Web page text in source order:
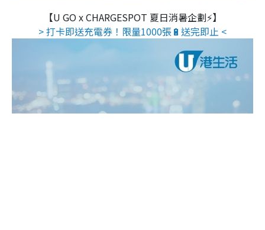
【U GO x CHARGESPOT 夏日消暑企劃⚡】
> 打卡即送充電券！限量1000張🔋送完即止 <